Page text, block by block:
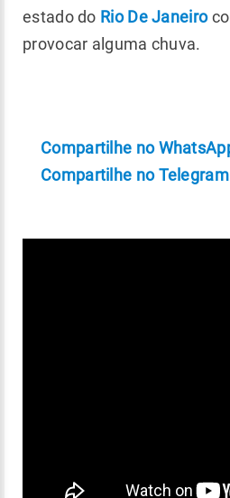
estado do Rio De Janeiro
provocar alguma chuva.
Compartilhe no
Compartilhe no Telegram